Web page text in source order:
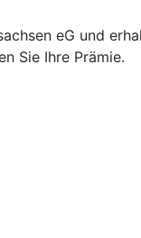
eG und
Sie Ihre Prämie.